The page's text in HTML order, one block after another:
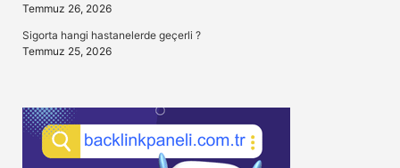
Temmuz 26, 2026
Sigorta hangi hastanelerde geçerli ?
Temmuz 25, 2026